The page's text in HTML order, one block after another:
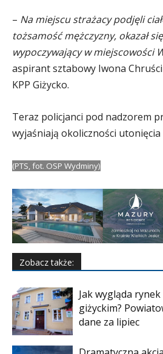
– Na miejscu strażacy podjęli
tożsamość mężczyzny, okazał
wypoczywający w miejscowości
aspirant sztabowy Iwona
KPP Giżycko.
Teraz policjanci pod nadzorem
wyjaśniają okoliczności utonięcia
(PTS, fot. OSP Wydminy)
Zobacz także:
Jak wygląda
giżyckim?
dane za lipiec